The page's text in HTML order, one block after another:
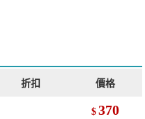
折扣 價格
$ 370